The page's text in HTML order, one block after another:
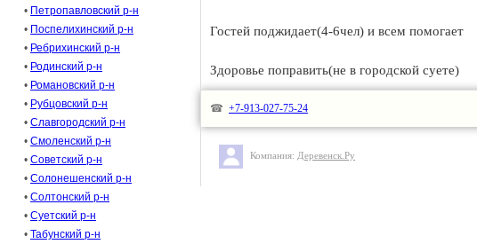
• Петропавловский р-н
• Поспелихинский р-н
• Ребрихинский р-н
• Родинский р-н
• Романовский р-н
• Рубцовский р-н
• Славгородский р-н
• Смоленский р-н
• Советский р-н
• Солонешенский р-н
• Солтонский р-н
• Суетский р-н
• Табунский р-н
Гостей поджидает(4-6чел) и всем помогает
Здоровье поправить(не в городской суете)
Здесь птички поют и кукует кукушка
Лягушки разводят рулады свои,
☎ +7-913-027-75-24
Компания: Деревенск.Ру